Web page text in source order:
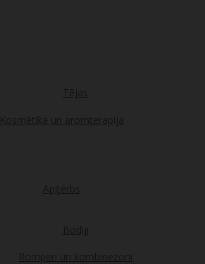
Tējas
Kosmētika un aromterapija
Apģērbs
Bodiji
Romperi un kombinezoni